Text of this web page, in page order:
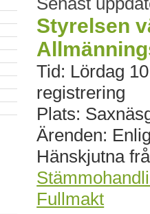
Styrelsen
Tid: Lördag
registrering
Plats:
Ärenden:
Hänskjutna
Fullmakt